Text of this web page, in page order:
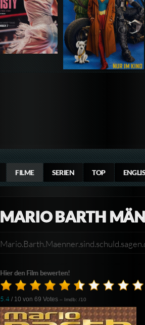
FILME SERIEN TOP
MARIO BARTH
Hier den Film bewerten!
5.4 / 10 von69 Votes – Imdb: /10